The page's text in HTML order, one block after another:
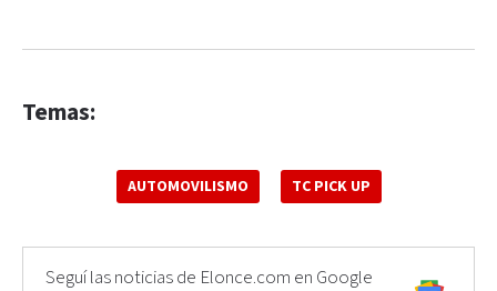
Temas:
AUTOMOVILISMO TC PICK UP
Seguí las noticias de Elonce.com en Google